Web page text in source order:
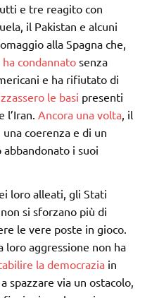
e tre reagito con
il Pakistan e alcuni
alla Spagna che,
ha condannato senza
e ha rifiutato di
le basi presenti
Ancora una volta , il
coerenza e di un
i suoi
loro alleati, gli Stati
si sforzano più di
le vere poste in gioco.
loro aggressione non ha
la democrazia in
spazzare via un ostacolo,